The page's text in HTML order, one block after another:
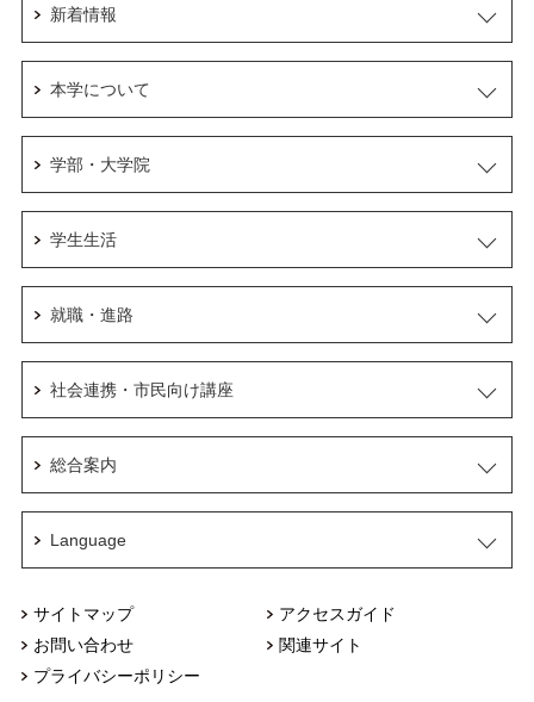
サイトマップ
アクセスガイド
お問い合わせ
関連サイト
プライバシーポリシー
新着情報
本学について
学部・大学院
学生生活
就職・進路
社会連携・市民向け講座
総合案内
Language